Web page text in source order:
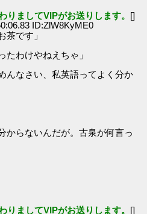
りましてVIPがお送りします。 []
ID:ZlW8KyME0
茶です」
たわけやねえちゃ」
なさい、私英語ってよく分か
からないんだが。古泉が何言っ
りましてVIPがお送りします。 []